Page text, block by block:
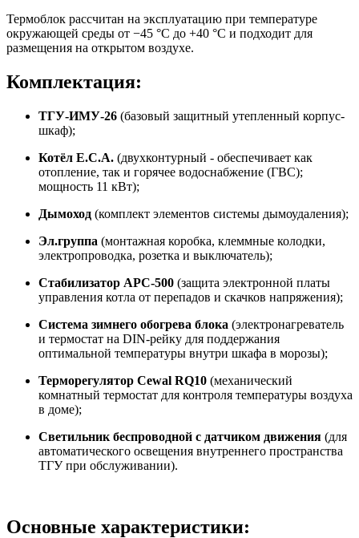
Термоблок рассчитан на эксплуатацию при температуре
окружающей среды от −45 °С до +40 °С и подходит для
размещения на открытом воздухе.
Комплектация:
ТГУ-ИМУ-26 (базовый защитный утепленный корпус-
шкаф);
Котёл E.C.A. (двухконтурный - обеспечивает как
отопление, так и горячее водоснабжение (ГВС);
мощность 11 кВт);
Дымоход (комплект элементов системы дымоудаления);
Эл.группа (монтажная коробка, клеммные колодки,
электропроводка, розетка и выключатель);
Стабилизатор APC-500 (защита электронной платы
управления котла от перепадов и скачков напряжения);
Система зимнего обогрева блока (электронагреватель
и термостат на DIN-рейку для поддержания
оптимальной температуры внутри шкафа в морозы);
Терморегулятор Cewal RQ10 (механический
комнатный термостат для контроля температуры воздуха
в доме);
Светильник беспроводной с датчиком движения (для
автоматического освещения внутреннего пространства
ТГУ при обслуживании).
Основные характеристики: